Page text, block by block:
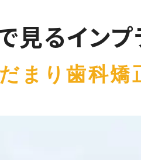
見るイン
まり歯科矯